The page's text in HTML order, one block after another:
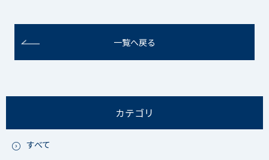
一覧へ戻る
カテゴリ
すべて